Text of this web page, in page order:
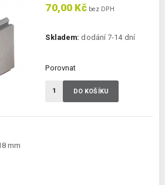
mm
70,00 Kčbez DPH
Skladem: dodání 7-14 dní
Porovnat
DO KOŠÍKU